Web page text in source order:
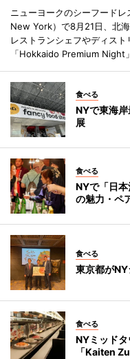
ニューヨークのシーフード
New York）で8月21日、北
レストランシェフやディス
「Hokkaido Premium Night
食べる
NYで東海
展
食べる
NYで「日
の魅力・ペ
食べる
東京都が
食べる
NYミッド
「Kaiten